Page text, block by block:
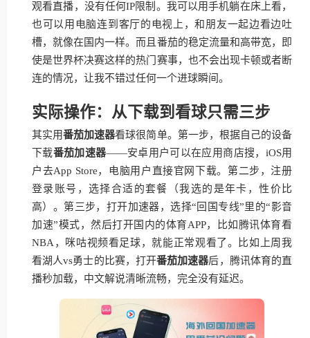
观看直播，没有任何IP限制。我可以用手机躺在床上看，
也可以用电脑连到客厅的电视上，和朋友一起边看边吐
槽，就像在国内一样。而且番茄的稳定流量和高带宽，即
使是世界杯决赛这样的热门赛事，也不会出现卡顿或者断
连的情况，让我不错过任何一个进球瞬间。
实际操作：从下载到看球只需三步
其实用番茄加速器看球很简单。第一步，根据自己的设备
下载番茄加速器——安卓用户可以在应用商店搜，iOS用
户去App Store，电脑用户直接官网下载。第二步，注册
登录账号，选择合适的套餐（我选的是年卡，性价比
高）。第三步，打开加速器，选择“回国专线”里的“影音
加速”模式，然后打开国内的体育APP，比如腾讯体育看
NBA，咪咕视频看足球，就能正常观看了。比如上周我
看湖人vs勇士的比赛，打开番茄加速器后，腾讯体育的直
播秒加载，中文解说清晰流畅，完全没有延迟。